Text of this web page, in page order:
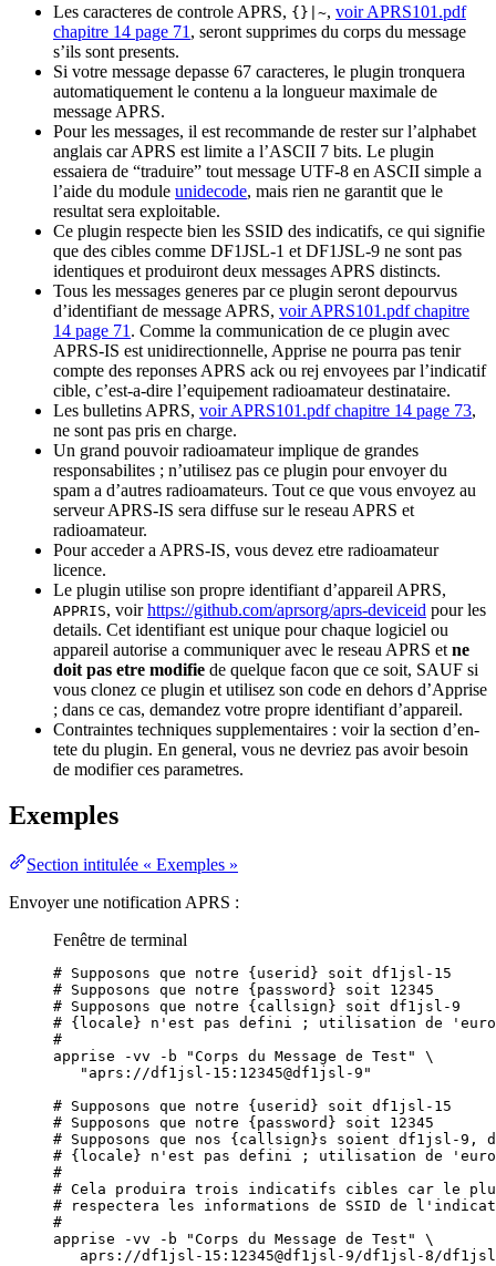
Les caracteres de controle APRS, {}|~, voir APRS101.pdf
chapitre 14 page 71 , seront supprimes du corps du message
s’ils sont presents.
Si votre message depasse 67 caracteres, le plugin tronquera
automatiquement le contenu a la longueur maximale de
message APRS.
Pour les messages, il est recommande de rester sur l’alphabet
anglais car APRS est limite a l’ASCII 7 bits. Le plugin
essaiera de “traduire” tout message UTF-8 en ASCII simple a
l’aide du module unidecode, mais rien ne garantit que le
resultat sera exploitable.
Ce plugin respecte bien les SSID des indicatifs, ce qui signifie
que des cibles comme DF1JSL-1 et DF1JSL-9 ne sont pas
identiques et produiront deux messages APRS distincts.
Tous les messages generes par ce plugin seront depourvus
d’identifiant de message APRS, voir APRS101.pdf chapitre
14 page 71 . Comme la communication de ce plugin avec
APRS-IS est unidirectionnelle, Apprise ne pourra pas tenir
compte des reponses APRS ack ou rej envoyees par l’indicatif
cible, c’est-a-dire l’equipement radioamateur destinataire.
Les bulletins APRS, voir APRS101.pdf chapitre 14 page 73,
ne sont pas pris en charge.
Un grand pouvoir radioamateur implique de grandes
responsabilites ; n’utilisez pas ce plugin pour envoyer du
spam a d’autres radioamateurs. Tout ce que vous envoyez au
serveur APRS-IS sera diffuse sur le reseau APRS et
radioamateur.
Pour acceder a APRS-IS, vous devez etre radioamateur
licence.
Le plugin utilise son propre identifiant d’appareil APRS,
APPRIS, voirhttps://github.com/aprsorg/aprs-deviceid pour les
details. Cet identifiant est unique pour chaque logiciel ou
appareil autorise a communiquer avec le reseau APRS et ne
doit pas etre modifie de quelque facon que ce soit, SAUF si
vous clonez ce plugin et utilisez son code en dehors d’Apprise
; dans ce cas, demandez votre propre identifiant d’appareil.
Contraintes techniques supplementaires : voir la section d’en-
tete du plugin. En general, vous ne devriez pas avoir besoin
de modifier ces parametres.
Exemples
Section intitulée « Exemples »
Envoyer une notification APRS :
Fenêtre de terminal
# Supposons que notre {userid} soit df1jsl-15
# Supposons que notre {password} soit 12345
# Supposons que notre {callsign} soit df1jsl-9
# {locale} n'est pas defini ; utilisation de
#
apprise
-vv -b "Corps du Message de Test "
\
" aprs://df1jsl-15:12345@df1jsl-9 "
# Supposons que notre {userid} soit df1jsl-15
# Supposons que notre {password} soit 12345
# Supposons que nos {callsign}s soient df1jsl-
# {locale} n'est pas defini ; utilisation de
#
# Cela produira trois indicatifs cibles car le
# respectera les informations de SSID de
#
apprise
-vv -b "Corps du Message de Test "
\
aprs://df1jsl-15:12345@df1jsl-9/df1jsl-8/